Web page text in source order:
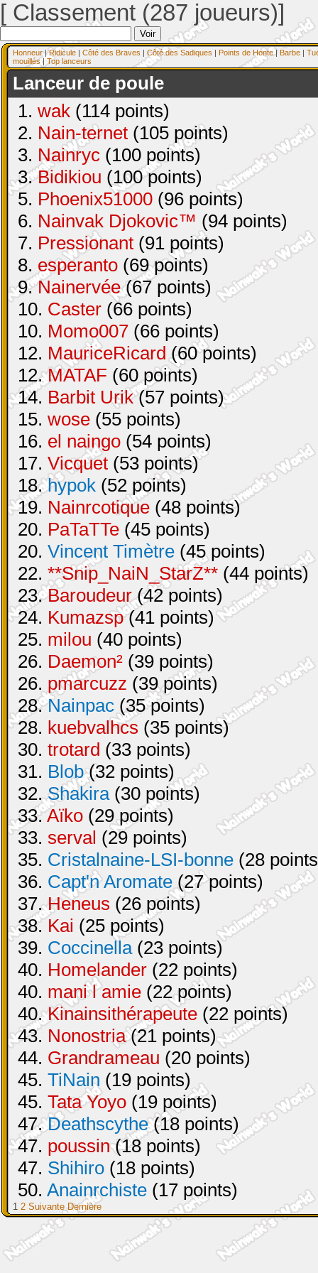
[ Classement (287 joueurs)]
Honneur|Ridicule | Côté des Braves | Côté des Sadiques | Points de Honte| Barbe |
mouillés| Top lanceurs
Lanceur de poule
1. wak (114 points)
2. Nain-ternet (105 points)
3. Nainryc (100 points)
3.Bidikiou (100 points)
5. Phoenix51000 (96 points)
6. Nainvak Djokovic™ (94 points)
7. Pressionant (91 points)
8. esperanto (69 points)
9.Nainervée(67 points)
10. Caster (66 points)
10. Momo007 (66 points)
12. MauriceRicard(60 points)
12.MATAF (60 points)
14. Barbit Urik(57 points)
15. wose (55 points)
16. el naingo (54 points)
17. Vicquet (53 points)
18.hypok (52 points)
19. Nainrcotique (48 points)
20. PaTaTTe (45 points)
20. Vincent Timètre (45 points)
22. **Snip_NaiN_StarZ** (44 points)
23.Baroudeur(42 points)
24. Kumazsp(41 points)
25. milou (40 points)
26. Daemon² (39 points)
26. pmarcuzz (39 points)
28.Nainpac (35 points)
28. kuebvalhcs (35 points)
30. trotard (33 points)
31. Blob(32 points)
32.Shakira(30 points)
33.Aïko (29 points)
33. serval (29 points)
35. Cristalnaine-LSI-bonne (28
36. Capt'n Aromate(27 points)
37.Heneus (26 points)
38. Kai (25 points)
39. Coccinella(23 points)
40. Homelander (22 points)
40. mani l amie (22 points)
40.Kinainsithérapeute (22 points)
43. Nonostria(21 points)
44. Grandrameau (20 points)
45. TiNain (19 points)
45. Tata Yoyo (19 points)
47.Deathscythe(18 points)
47. poussin(18 points)
47. Shihiro (18 points)
50. Anainrchiste (17 points)
1 2 Suivante Dernière